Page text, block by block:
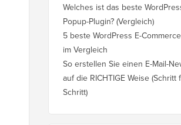
Welches ist das beste
Popup-Plugin? (Vergleich)
5 beste WordPress E-
im Vergleich
So erstellen Sie einen E-Mail-
auf die RICHTIGE Weise (Schritt
Schritt)